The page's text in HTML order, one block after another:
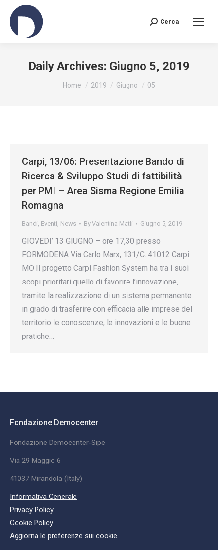
Search:
Cerca
Daily Archives: Giugno 5, 2019
You are here:
Home 2019 Giugno 05
Carpi, 13/06: Presentazione Bando di
Ricerca & Sviluppo Studi di fattibilità
per PMI – Area Sisma Regione Emilia
Romagna
Bandi, Eventi, News By Valentina Matli Giugno 5, 2019
GIOVEDI’ 13 GIUGNO – ore 17,30 presso
FORMODENA Via Carlo Marx, 131/C, 41012 Carpi
MO Il progetto Carpi Fashion System ha tra i suoi
scopi prioritari quello di favorire l’innovazione,
tramite la realizzazione di un sistema permanente
in grado di trasferire con efficacia alle imprese del
territorio le conoscenze, le innovazioni e le buone
pratiche…
Fondazione Democenter
Fondazione Democenter-Sipe
Via 29 Maggio 6
41037 Mirandola (Italy)
Informativa Generale
Privacy Policy
Cookie Policy
Aggiorna le preferenze sui cookie